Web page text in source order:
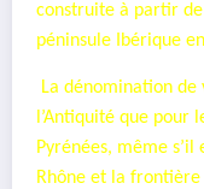
construite à partir de
péninsule Ibérique
La dénomination de
l’Antiquité que pour
Pyrénées, même
Rhône et la